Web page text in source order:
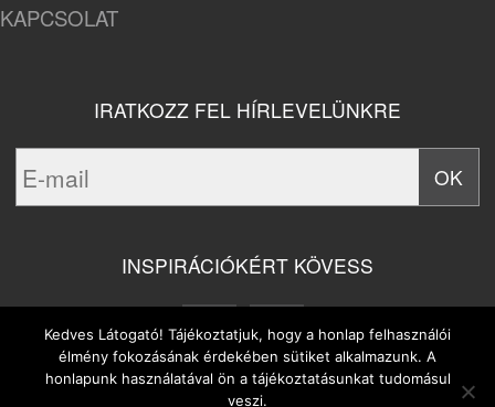
KAPCSOLAT
IRATKOZZ FEL HÍRLEVELÜNKRE
INSPIRÁCIÓKÉRT KÖVESS
Kedves Látogató! Tájékoztatjuk, hogy a honlap felhasználói
élmény fokozásának érdekében sütiket alkalmazunk. A
honlapunk használatával ön a tájékoztatásunkat tudomásul
veszi.